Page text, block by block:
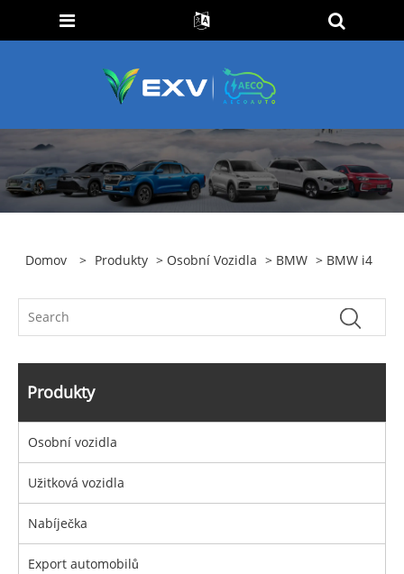
Domov > Produkty > Osobní Vozidla > BMW > BMW i4
Produkty
Osobní vozidla
Užitková vozidla
Nabíječka
Export automobilů